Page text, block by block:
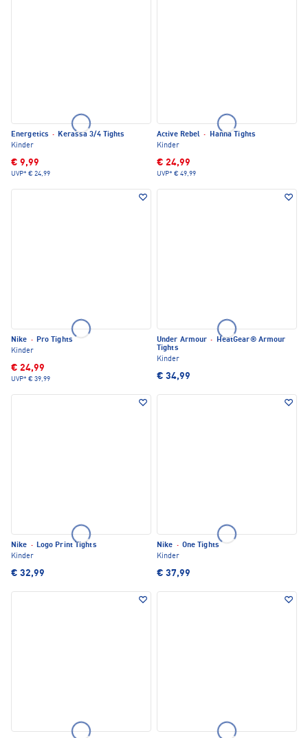
Energetics · Kerassa 3/4 Tights
Kinder
€ 9,99
UVP* € 24,99
Active Rebel ·
Hanna Tights
Kinder
€ 24,99
UVP* € 49,99
Nike · Pro Tights
Kinder
€ 24,99
UVP* € 39,99
Under Armour ·
HeatGear® Armour
Tights
Kinder
€ 34,99
Nike · Logo Print Tights
Kinder
€ 32,99
Nike · One Tights
Kinder
€ 37,99